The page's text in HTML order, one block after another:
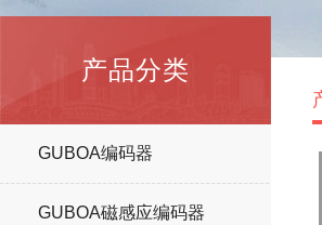
产品分类
GUBOA编码器
GUBOA磁感应编码器